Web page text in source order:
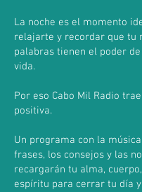
La noche es el momento
relajarte y recordar que tu
palabras tienen el poder
vida.
Por eso Cabo Mil Radio
positiva.
Un programa con la
frases, los consejos y las
recargarán tu alma,
espíritu para cerrar tu día